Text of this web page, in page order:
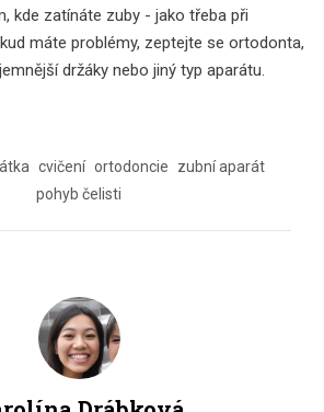
kde zatínáte zuby - jako třeba při
máte problémy, zeptejte se ortodonta,
držáky nebo jiný typ aparátu.
cvičení ortodoncie
zubní aparát
pohyb čelisti